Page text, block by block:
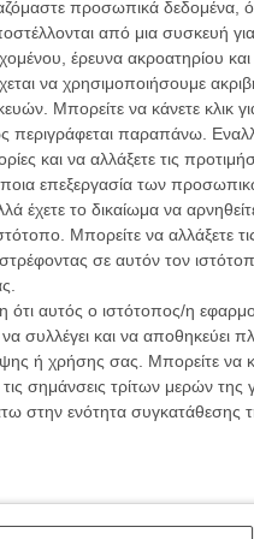
προσωπικά δεδομένα,
από μια συσκευή για
έρευνα ακροατηρίου
να χρησιμοποιήσουμε
Μπορείτε να κάνετε κλικ
περιγράφεται παραπάνω.
και να αλλάξετε τις
επεξεργασία των
έχετε το δικαίωμα να
Μπορείτε να αλλάξετε
σε αυτόν τον
αυτός ο ιστότοπος/η
συλλέγει και να αποθηκεύει
ή χρήσης σας. Μπορείτε να
σημάνσεις τρίτων μερών
στην ενότητα συγκατάθεσης
να διδάξει το ίδιο στην
Η αγάπη σε τυφλώνει και σε
ήχου (και 7 φορές
που φέρει την υπογραφή
του από τον Σαίξπηρ και το
πολλές ακόμα επιρροές της
και το Τέρας» κι από τον
τις περίεργες αυτές ραφές,
Ελβις μέχρι Γουίτνεϊ
τις φωνούλες τους οι
είναι πάντα καλοδεχούμενο,
ενώσει διαφορετικούς κόσμους,
η ταινία δεν έχει κάτι
πιο ενδιαφέρον το
των νεράιδων) δεν
κάποιον το σχέδιο ή η ίδια η